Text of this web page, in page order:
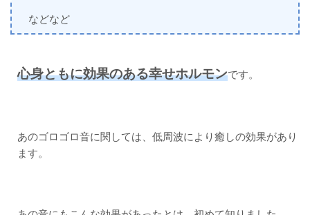
などなど
心身ともに効果のある幸せホルモンです。
あのゴロゴロ音に関しては、低周波により癒しの効果があり
ます。